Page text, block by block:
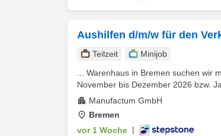
Aushilfen d/m/w für den
Teilzeit
Minijob
... Warenhaus in Bremen suchen wir
November bis Dezember 2026 bzw.
Manufactum GmbH
Bremen
vor 1 Woche